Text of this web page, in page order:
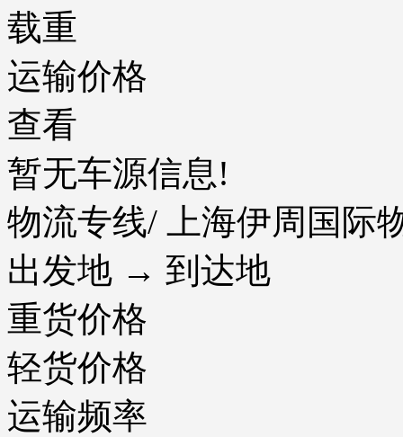
载重
运输价格
查看
暂无车源信息!
物流专线/ 上海伊周国际
出发地 → 到达地
重货价格
轻货价格
运输频率